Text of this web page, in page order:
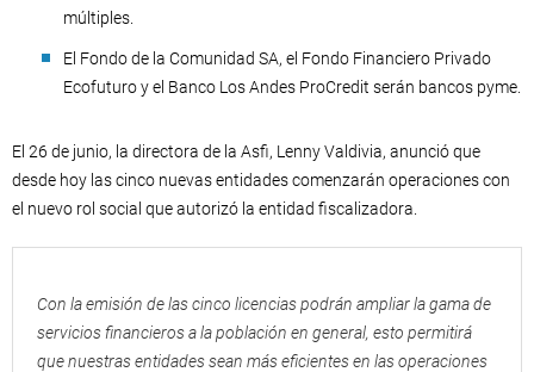
múltiples.
El Fondo de la Comunidad SA, el Fondo Financiero Privado
Ecofuturo y el Banco Los Andes ProCredit serán bancos pyme.
El 26 de junio, la directora de la Asfi, Lenny Valdivia, anunció que
desde hoy las cinco nuevas entidades comenzarán operaciones con
el nuevo rol social que autorizó la entidad fiscalizadora.
Con la emisión de las cinco licencias podrán ampliar la gama de
servicios financieros a la población en general, esto permitirá
que nuestras entidades sean más eficientes en las operaciones